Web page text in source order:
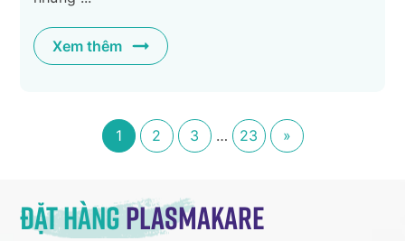
Xem thêm
1 2 3 … 23 »
Đặt hàngPlasmakare